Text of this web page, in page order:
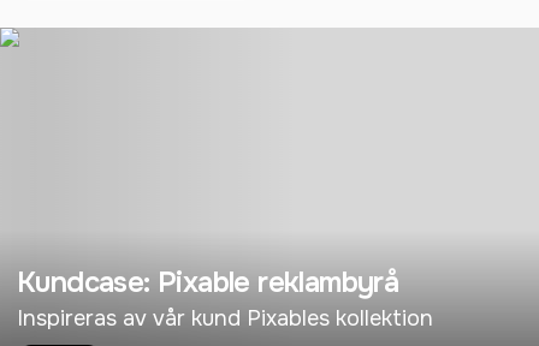
Kundcase: Pixable reklambyrå
Inspireras av vår kund Pixables kollektion